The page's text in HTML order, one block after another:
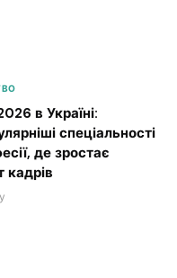
в Україні:
спеціальності
де зростає
кадрів